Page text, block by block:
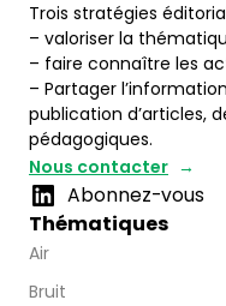
Trois stratégies
– valoriser la
– faire connaître les
– Partager
publication d’articles,
pédagogiques.
Nous contacter
Abonnez-vous
Thématiques
Air
Bruit